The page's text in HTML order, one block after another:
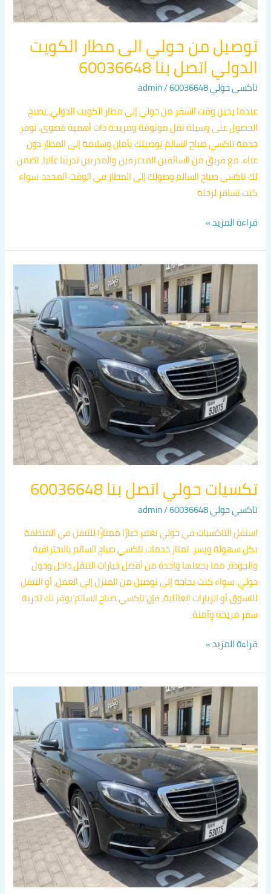
توصيل من حولي الى مطار الكويت
الدولي اتصل بنا 60036648
تاكسي حولي 60036648 /
admin
عندما يحين وقت السفر من حولي إلى مطار الكويت الدولي، يصبح
الحصول على وسيلة نقل موثوقة ومريحة ذات أهمية قصوى. توفر
خدمة تاكسي صباح السالم توصيلك بأمان وسلامة إلى المطار دون
عناء. مع فريق من السائقين المحترفين والمدربين تدريبا عاليا، تضمن
لك تاكسي صباح السالم وصولك إلى المطار في الوقت المحدد. سواء
كنت تسافر لرحلة
قراءة المزيد »
تكسيات حولي اتصل بنا 60036648
تاكسي حولي 60036648 /
admin
استقل التاكسيات في حولي تعتبر خيارًا ممتازًا للتنقل في المنطقة
بكل سهولة ويسر. تمتاز خدمات تاكسي صباح السالم بالاحترافية
والجودة، مما يجعلها واحدة من أفضل خيارات التنقل داخل وحول
حولي. سواء كنت بحاجة إلى توصيل من المنزل إلى العمل، أو التنقل
للتسوق أو الزيارات العائلية، فإن تاكسي صباح السالم يوفر لك تجربة
سفر مريحة وآمنة.
تكسيات
بنا
60036648
قراءة المزيد »
تكسيات
اتصل
بنا
60036648